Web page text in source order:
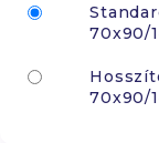
70x90/
70x90/